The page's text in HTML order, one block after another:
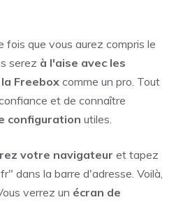
fois que vous aurez compris le
serez à l'aise avec les
Freebox comme un pro. Tout
et de connaître
configuration utiles.
votre navigateur et tapez
dans la barre d'adresse. Voilà,
verrez un écran de